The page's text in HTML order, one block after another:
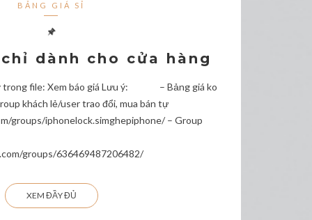
BẢNG GIÁ SỈ
dành cho cửa hàng
trong file: Xem báo giá Lưu ý: – Bảng giá ko
khách lẻ/user trao đổi, mua bán tự
groups/iphonelock.simghepiphone/ – Group
groups/636469487206482/
XEM ĐẦY ĐỦ